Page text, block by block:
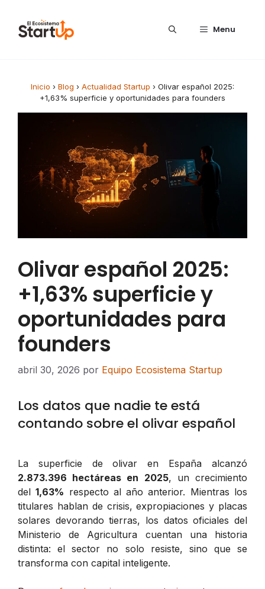
Menu
Inicio › Blog › Actualidad Startup › Olivar español 2025:
+1,63% superficie y oportunidades para founders
Olivar español 2025:
+1,63% superficie y
oportunidades para
founders
abril 30, 2026 por Equipo Ecosistema Startup
Los datos que nadie te está
contando sobre el olivar español
La superficie de olivar en España alcanzó
2.873.396 hectáreas en 2025, un crecimiento
del1,63% respecto al año anterior. Mientras los
titulares hablan de crisis, expropiaciones y placas
solares devorando tierras, los datos oficiales del
Ministerio de Agricultura cuentan una historia
distinta: el sector no solo resiste, sino que se
transforma con capital inteligente.